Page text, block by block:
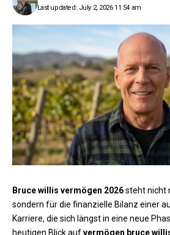
Last updated: July 2, 2026 11:54 am
Bruce willis vermögen 2026steht nicht
sondern für die finanzielle Bilanz einer
Karriere, die sich längst in eine neue
heutigen Blick aufvermögen bruce